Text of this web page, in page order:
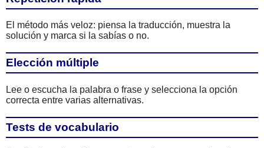
El método más veloz: piensa la traducción, muestra la
solución y marca si la sabías o no.
Elección múltiple
Lee o escucha la palabra o frase y selecciona la opción
correcta entre varias alternativas.
Tests de vocabulario